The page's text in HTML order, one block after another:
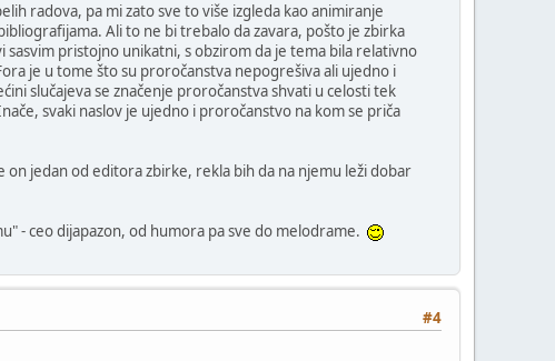
radova, pa mi zato sve to više izgleda kao animiranje
Ali to ne bi trebalo da zavara, pošto je zbirka
pristojno unikatni, s obzirom da je tema bila relativno
je u tome što su proročanstva nepogrešiva ali ujedno i
slučajeva se značenje proročanstva shvati u celosti tek
svaki naslov je ujedno i proročanstvo na kom se priča
on jedan od editora zbirke, rekla bih da na njemu leži dobar
- ceo dijapazon, od humora pa sve do melodrame.
#4